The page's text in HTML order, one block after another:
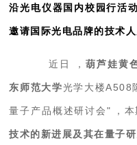
沿光电仪器国内校园行活动
邀请国际光电品牌的技术人
近日， 葫芦娃黄
东师范大学光学大楼A508
量子产品概述研讨会" 
技术的新进展及其在量子研